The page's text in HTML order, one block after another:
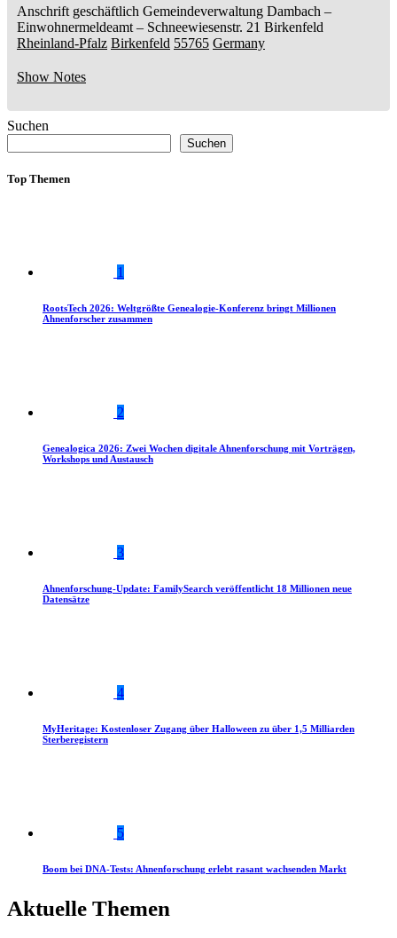
Anschrift geschäftlich Gemeindeverwaltung Dambach –
Einwohnermeldeamt – Schneewiesenstr. 21 Birkenfeld
Rheinland-Pfalz Birkenfeld 55765 Germany
Show Notes
Suchen
Suchen
Top Themen
1
RootsTech 2026: Weltgrößte Genealogie-Konferenz bringt Millionen
Ahnenforscher zusammen
2
Genealogica 2026: Zwei Wochen digitale Ahnenforschung mit Vorträgen,
Workshops und Austausch
3
Ahnenforschung-Update: FamilySearch veröffentlicht 18 Millionen neue
Datensätze
4
MyHeritage: Kostenloser Zugang über Halloween zu über 1,5 Milliarden
Sterberegistern
5
Boom bei DNA-Tests: Ahnenforschung erlebt rasant wachsenden Markt
Aktuelle Themen